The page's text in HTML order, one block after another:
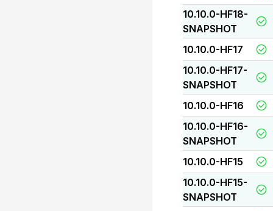
10.10.0-HF18-
SNAPSHOT
10.10.0-HF17
10.10.0-HF17-
SNAPSHOT
10.10.0-HF16
10.10.0-HF16-
SNAPSHOT
10.10.0-HF15
10.10.0-HF15-
SNAPSHOT